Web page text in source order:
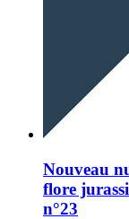
Nouveau
flore
n°23